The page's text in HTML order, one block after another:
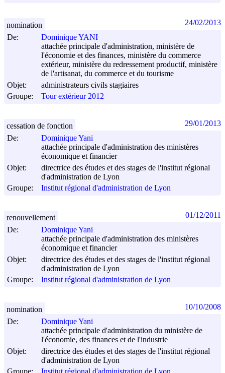
De:
Dominique YANI
attachée principale d'administration, ministère de
l'économie et des finances, ministère du commerce
extérieur, ministère du redressement productif, ministère
de l'artisanat, du commerce et du tourisme
Objet:
administrateurs civils stagiaires
Groupe:
Tour extérieur 2012
nomination 24/02/2013
De:
Dominique Yani
attachée principale d'administration des ministères
économique et financier
Objet:
directrice des études et des stages de l'institut régional
d'administration de Lyon
Groupe:
Institut régional d'administration de Lyon
cessation de fonction 29/01/2013
De:
Dominique Yani
attachée principale d'administration des ministères
économique et financier
Objet:
directrice des études et des stages de l'institut régional
d'administration de Lyon
Groupe:
Institut régional d'administration de Lyon
renouvellement 01/12/2011
De:
Dominique Yani
attachée principale d'administration du ministère de
l'économie, des finances et de l'industrie
Objet:
directrice des études et des stages de l'institut régional
d'administration de Lyon
Groupe:
nomination 10/10/2008